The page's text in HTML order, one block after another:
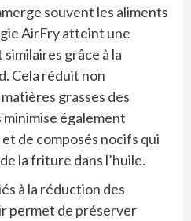
souvent les aliments
AirFry atteint une
grâce à la
Cela réduit non
grasses des
également
de composés nocifs qui
la friture dans l’huile.
à la réduction des
permet de préserver